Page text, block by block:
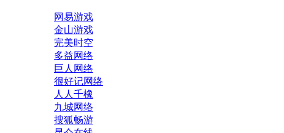
网易游戏
金山游戏
完美时空
多益网络
巨人网络
很好记网络
人人千橡
九城网络
搜狐畅游